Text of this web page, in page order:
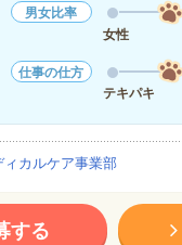
男女比率
女性
仕事の仕方
テキパキ
カルケア事業部
する